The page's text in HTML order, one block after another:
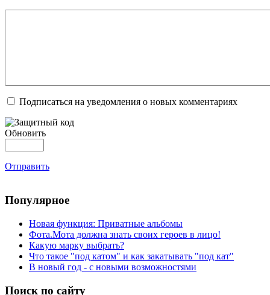
Подписаться на уведомления о новых комментариях
Обновить
Отправить
Популярное
Новая функция: Приватные альбомы
Фота.Мота должна знать своих героев в лицо!
Какую марку выбрать?
Что такое "под катом" и как закатывать "под кат"
В новый год - с новыми возможностями
Поиск по сайту